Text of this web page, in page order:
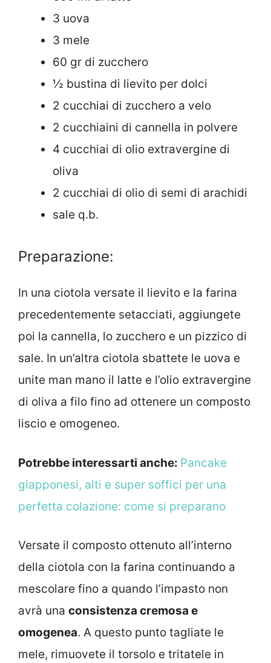
3 uova
3 mele
60 gr di zucchero
½ bustina di lievito per dolci
2 cucchiai di zucchero a velo
2 cucchiaini di cannella in polvere
4 cucchiai di olio extravergine di
oliva
2 cucchiai di olio di semi di arachidi
sale q.b.
Preparazione:
In una ciotola versate il lievito e la farina
precedentemente setacciati, aggiungete
poi la cannella, lo zucchero e un pizzico di
sale. In un’altra ciotola sbattete le uova e
unite man mano il latte e l’olio extravergine
di oliva a filo fino ad ottenere un composto
liscio e omogeneo.
Potrebbe interessarti anche: Pancake
giapponesi, alti e super soffici per una
perfetta colazione: come si preparano
Versate il composto ottenuto all’interno
della ciotola con la farina continuando a
mescolare fino a quando l’impasto non
avrà una consistenza cremosa e
omogenea. A questo punto tagliate le
mele, rimuovete il torsolo e tritatele in